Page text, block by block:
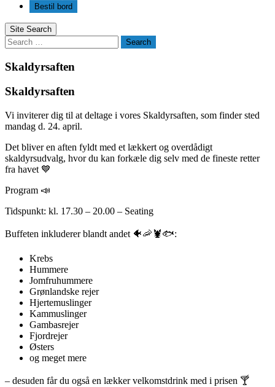
Bestil bord
Site Search
Search
Skaldyrsaften
Skaldyrsaften
Vi inviterer dig til at deltage i vores Skaldyrsaften, som finder sted
mandag d. 24. april.
Det bliver en aften fyldt med et lækkert og overdådigt
skaldyrsudvalg, hvor du kan forkæle dig selv med de fineste retter
fra havet 💙
Program 📣
Tidspunkt: kl. 17.30 – 20.00 – Seating
Buffeten inkluderer blandt andet 🐠🦐🦞🐟:
Krebs
Hummere
Jomfruhummere
Grønlandske rejer
Hjertemuslinger
Kammuslinger
Gambasrejer
Fjordrejer
Østers
og meget mere
– desuden får du også en lækker velkomstdrink med i prisen 🍸